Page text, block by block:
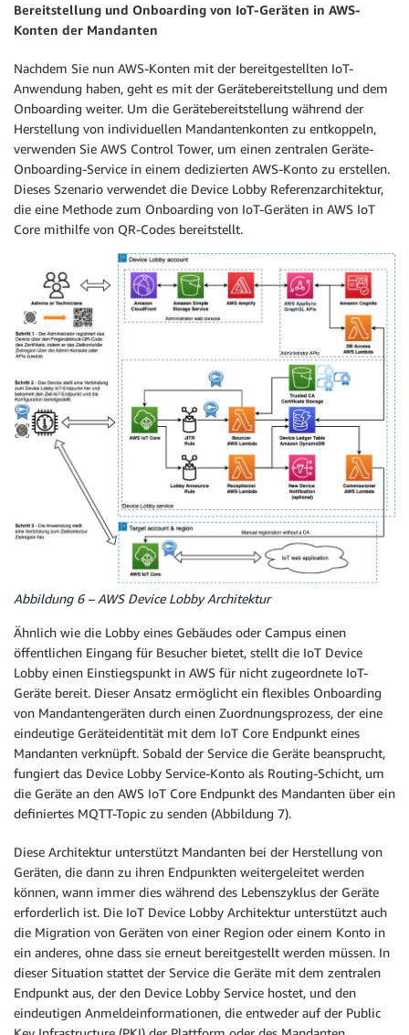
Bereitstellung und Onboarding von IoT-Geräten in AWS-
Konten der Mandanten
Nachdem Sie nun AWS-Konten mit der bereitgestellten IoT-
Anwendung haben, geht es mit der Gerätebereitstellung und dem
Onboarding weiter. Um die Gerätebereitstellung während der
Herstellung von individuellen Mandantenkonten zu entkoppeln,
verwenden Sie AWS Control Tower, um einen zentralen Geräte-
Onboarding-Service in einem dedizierten AWS-Konto zu erstellen.
Dieses Szenario verwendet die Device Lobby Referenzarchitektur,
die eine Methode zum Onboarding von IoT-Geräten in AWS IoT
Core mithilfe von QR-Codes bereitstellt.
Abbildung 6 – AWS Device Lobby Architektur
Ähnlich wie die Lobby eines Gebäudes oder Campus einen
öffentlichen Eingang für Besucher bietet, stellt die IoT Device
Lobby einen Einstiegspunkt in AWS für nicht zugeordnete IoT-
Geräte bereit. Dieser Ansatz ermöglicht ein flexibles Onboarding
von Mandantengeräten durch einen Zuordnungsprozess, der eine
eindeutige Geräteidentität mit dem IoT Core Endpunkt eines
Mandanten verknüpft. Sobald der Service die Geräte beansprucht,
fungiert das Device Lobby Service-Konto als Routing-Schicht, um
die Geräte an den AWS IoT Core Endpunkt des Mandanten über ein
definiertes MQTT-Topic zu senden (Abbildung 7).
Diese Architektur unterstützt Mandanten bei der Herstellung von
Geräten, die dann zu ihren Endpunkten weitergeleitet werden
können, wann immer dies während des Lebenszyklus der Geräte
erforderlich ist. Die IoT Device Lobby Architektur unterstützt auch
die Migration von Geräten von einer Region oder einem Konto in
ein anderes, ohne dass sie erneut bereitgestellt werden müssen. In
dieser Situation stattet der Service die Geräte mit dem zentralen
Endpunkt aus, der den Device Lobby Service hostet, und den
eindeutigen Anmeldeinformationen, die entweder auf der Public